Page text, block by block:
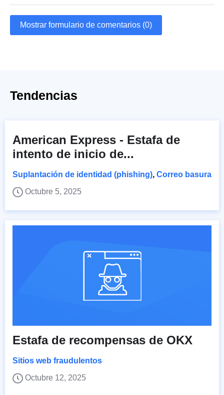
Mostrar formulario de comentarios (0)
Tendencias
American Express - Estafa de
intento de inicio de...
Suplantación de identidad (phishing), Correo basura
Octubre 5, 2025
Estafa de recompensas de OKX
Sitios web fraudulentos
Octubre 12, 2025